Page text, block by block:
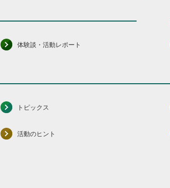
体験談・活動レポート
トピックス
活動のヒント